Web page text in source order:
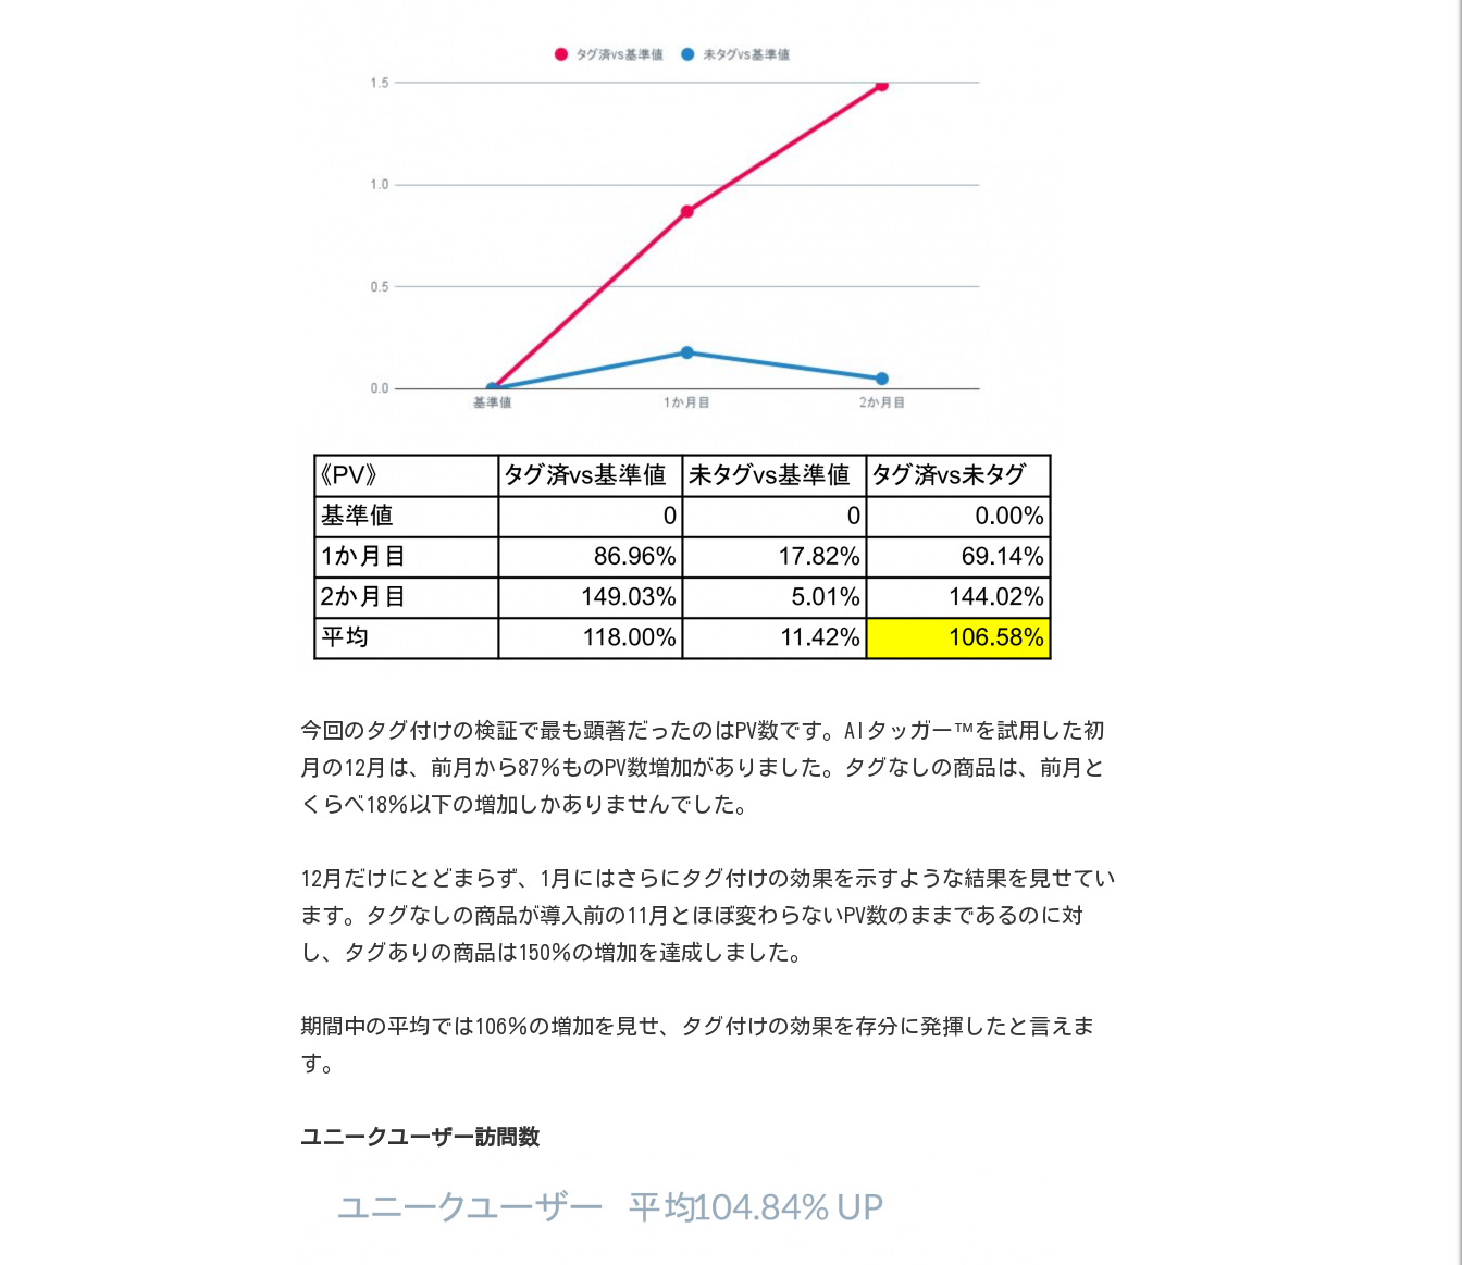
今回のタグ付けの検証で最も顕著だったのはPV数です。AIタッガー™を試用した初
月の12月は、前月から87％ものPV数増加がありました。タグなしの商品は、前月と
くらべ18％以下の増加しかありませんでした。
12月だけにとどまらず、1月にはさらにタグ付けの効果を示すような結果を見せてい
ます。タグなしの商品が導入前の11月とほぼ変わらないPV数のままであるのに対
し、タグありの商品は150％の増加を達成しました。
期間中の平均では106％の増加を見せ、タグ付けの効果を存分に発揮したと言えま
す。
ユニークユーザー訪問数